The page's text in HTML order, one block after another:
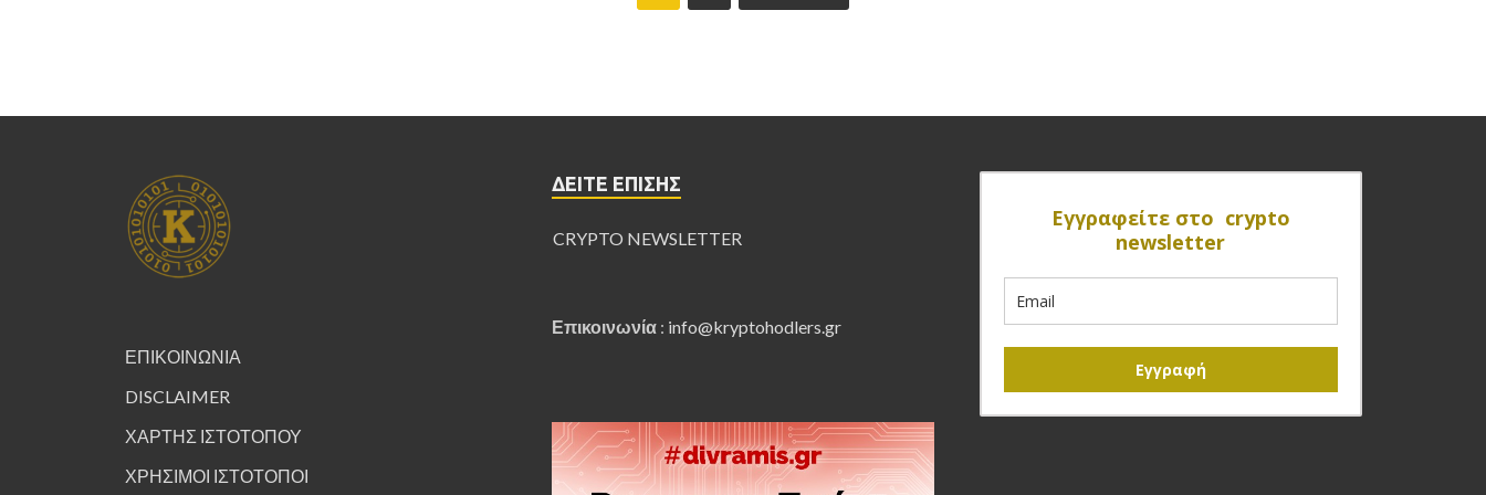
ΕΠΙΚΟΙΝΩΝΙΑ
DISCLAIMER
ΧΑΡΤΗΣ ΙΣΤΟΤΟΠΟΥ
ΧΡΗΣΙΜΟΙ ΙΣΤΟΤΟΠΟΙ
ΔΕΊΤΕ ΕΠΊΣΗΣ
CRYPTO NEWSLETTER
Επικοινωνία : info@kryptohodlers.gr
Eγγραφείτε στο crypto
newsletter
Εγγραφή